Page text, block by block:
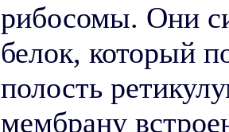
рибосомы. Они
белок, который
полость
мембрану